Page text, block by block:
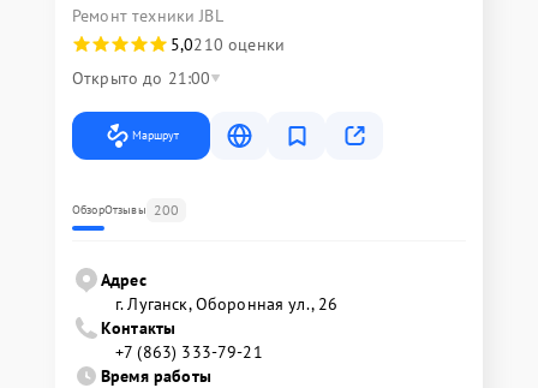
Ремонт техники JBL
5,0210 оценки
Открыто до 21:00
Маршрут
ОбзорОтзывы 200
Адрес
г. Луганск, Оборонная ул., 26
Контакты
+7 (863) 333-79-21
Время работы